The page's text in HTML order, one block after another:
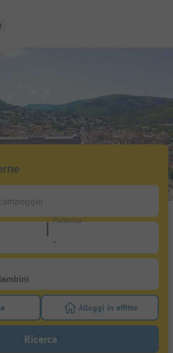
Partenza
-
il filtro piazzole per cercare piazzole
Attivare il filtro
Alloggi in affitto
Ricerca